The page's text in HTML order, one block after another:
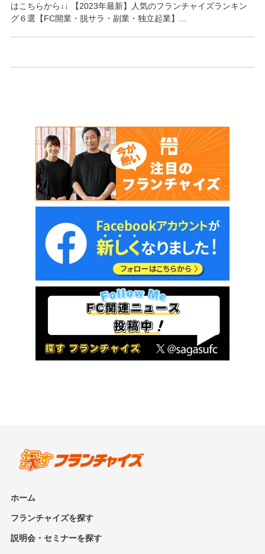
はこちらから↓↓ 【2023年最新】人気のフランチャイズランキン
グ６選【FC開業・脱サラ・副業・独立起業】...
ホーム
フランチャイズを探す
説明会・セミナーを探す